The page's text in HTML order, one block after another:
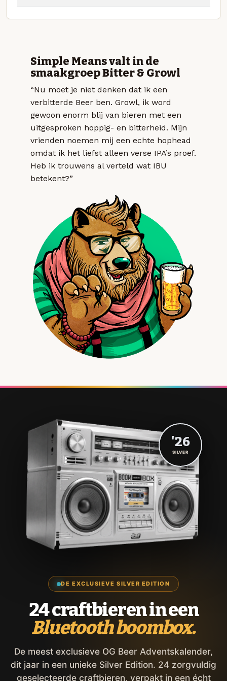
Simple Means valt in de
smaakgroep Bitter & Growl
“Nu moet je niet denken dat ik een
verbitterde Beer ben. Growl, ik word
gewoon enorm blij van bieren met een
uitgesproken hoppig- en bitterheid. Mijn
vrienden noemen mij een echte hophead
omdat ik het liefst alleen verse IPA’s proef.
Heb ik trouwens al verteld wat IBU
betekent?”
DE EXCLUSIEVE SILVER EDITION
24 craftbieren in een
Bluetooth boombox.
De meest exclusieve OG Beer Adventskalender,
dit jaar in een unieke Silver Edition. 24 zorgvuldig
geselecteerde craftbieren, verpakt in een écht
'26
SILVER